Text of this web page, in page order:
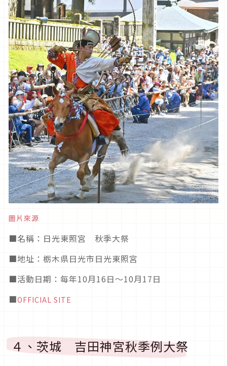
圖片來源
■名稱：日光東照宮 秋季大祭
■地址：栃木県日光市日光東照宮
■活動日期 ：每年10月16日～10月17日
■OFFICIAL SITE
４、茨城 吉田神宮秋季例大祭